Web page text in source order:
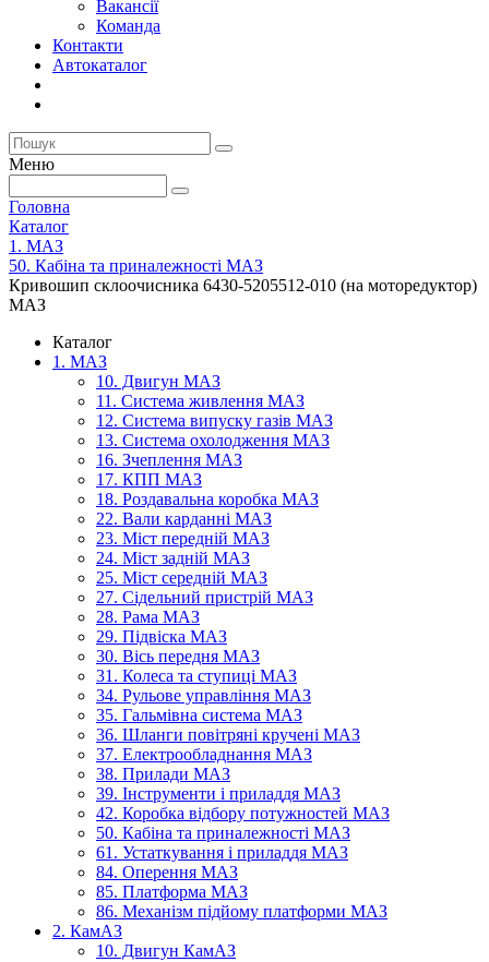
Вакансії
Команда
Контакти
Автокаталог
Меню
Головна
Каталог
1. МАЗ
50. Кабіна та приналежності МАЗ
Кривошип склоочисника 6430-5205512-010 (на моторедуктор)
МАЗ
Каталог
1. МАЗ
10. Двигун МАЗ
11. Система живлення МАЗ
12. Система випуску газів МАЗ
13. Система охолодження МАЗ
16. Зчеплення МАЗ
17. КПП МАЗ
18. Роздавальна коробка МАЗ
22. Вали карданні МАЗ
23. Міст передній МАЗ
24. Міст задній МАЗ
25. Міст середній МАЗ
27. Сідельний пристрій МАЗ
28. Рама МАЗ
29. Підвіска МАЗ
30. Вісь передня МАЗ
31. Колеса та ступиці МАЗ
34. Рульове управління МАЗ
35. Гальмівна система МАЗ
36. Шланги повітряні кручені МАЗ
37. Електрообладнання МАЗ
38. Прилади МАЗ
39. Інструменти і приладдя МАЗ
42. Коробка відбору потужностей МАЗ
50. Кабіна та приналежності МАЗ
61. Устаткування і приладдя МАЗ
84. Оперення МАЗ
85. Платформа МАЗ
86. Механізм підйому платформи МАЗ
2. КамАЗ
10. Двигун КамАЗ